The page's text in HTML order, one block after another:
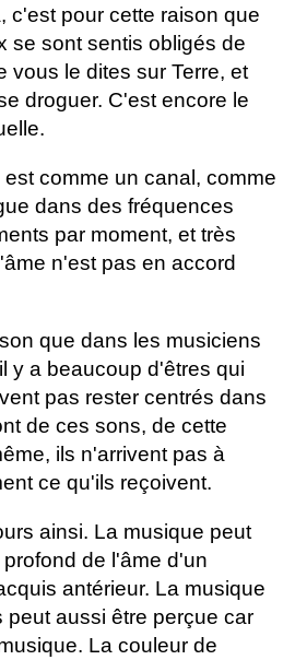
c'est pour cette raison que
se sont sentis obligés de
vous le dites sur Terre, et
droguer. C'est encore le
comme un canal, comme
dans des fréquences
par moment, et très
n'est pas en accord
que dans les musiciens
y a beaucoup d'êtres qui
pas rester centrés dans
de ces sons, de cette
ils n'arrivent pas à
ce qu'ils reçoivent.
ainsi. La musique peut
de l'âme d'un
antérieur. La musique
peut aussi être perçue car
La couleur de